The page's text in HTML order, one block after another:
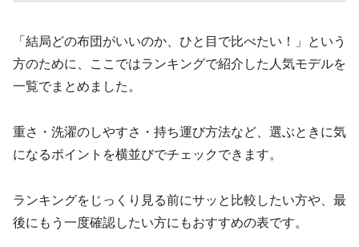
「結局どの布団がいいのか、ひと目で比べたい！」という
方のために、ここではランキングで紹介した人気モデルを
一覧でまとめました。
重さ・洗濯のしやすさ・持ち運び方法など、選ぶときに気
になるポイントを横並びでチェックできます。
ランキングをじっくり見る前にサッと比較したい方や、最
後にもう一度確認したい方にもおすすめの表です。